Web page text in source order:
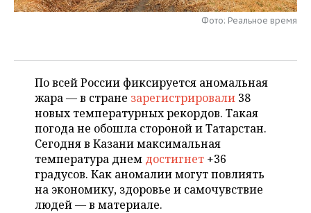
ТЕЛЕКОММУНИКАЦИИ
БИЗНЕС-БРАНЧИ
ФУТБОЛ
ВОЛЕЙБОЛ
КИБЕРСПОРТ
ФИГУРНОЕ КАТАНИЕ
ВОДНЫЕ ВИДЫ СПОРТА
НОВОСТИ ОБЩЕСТВА
ИСТОРИЯ
КУЛЬТУРА
МЕДИЦИНА
ОБРАЗОВАНИЕ
ФОТОГАЛЕРЕЯ
СПИСОК ПЕРСОН
СПИСОК КОМПАНИЙ
ПОЛНАЯ ВЕРСИЯ
Фото: Реальное время
По всей России фиксируется аномальная
жара — в стране зарегистрировали 38
новых температурных рекордов. Такая
погода не обошла стороной и Татарстан.
Сегодня в Казани максимальная
температура днем достигнет +36
градусов. Как аномалии могут повлиять
на экономику, здоровье и самочувствие
людей — в материале.